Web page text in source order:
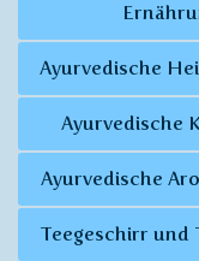
Ayurvedische
Ayurvedische
Ayurvedische
Teegeschirr und